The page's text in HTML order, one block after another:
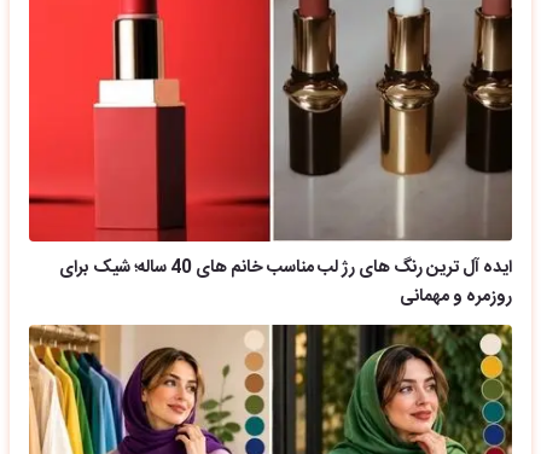
ایده آل ترین رنگ های رژ لب مناسب خانم های 40 ساله؛ شیک برای
روزمره و مهمانی